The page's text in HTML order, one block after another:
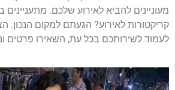
מעוניינים להביא לאירוע שלכם. מתעניינים
קריקטורות לאירוע? הגעתם למקום הנכון.
לעמוד לשירותכם בכל עת, השאירו פרטים